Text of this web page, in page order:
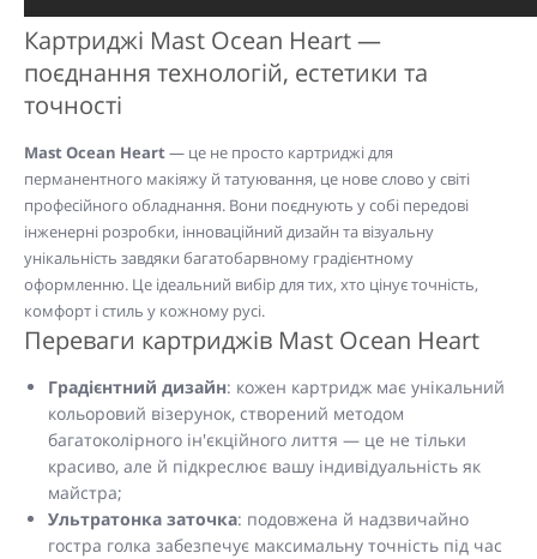
Картриджі Mast Ocean Heart —
поєднання технологій, естетики та
точності
Mast Ocean Heart— це не просто картриджі для
перманентного макіяжу й татуювання, це нове слово у світі
професійного обладнання. Вони поєднують у собі передові
інженерні розробки, інноваційний дизайн та візуальну
унікальність завдяки багатобарвному градієнтному
оформленню. Це ідеальний вибір для тих, хто цінує точність,
комфорт і стиль у кожному русі.
Переваги картриджів Mast Ocean Heart
Градієнтний дизайн: кожен картридж має унікальний
кольоровий візерунок, створений методом
багатоколірного ін'єкційного лиття — це не тільки
красиво, але й підкреслює вашу індивідуальність як
майстра;
Ультратонка заточка: подовжена й надзвичайно
гостра голка забезпечує максимальну точність під час